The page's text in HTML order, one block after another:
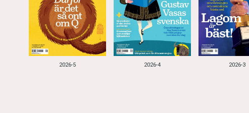
2026-5 2026-4 2026-3